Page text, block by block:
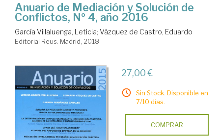
Anuario de Mediación y Solución de
Conflictos, Nº 4, año 2016
García Villaluenga, Leticia; Vázquez de Castro, Eduardo
Editorial Reus. Madrid, 2018
27,00 €
Sin Stock. Disponible en
7/10 días.
COMPRAR